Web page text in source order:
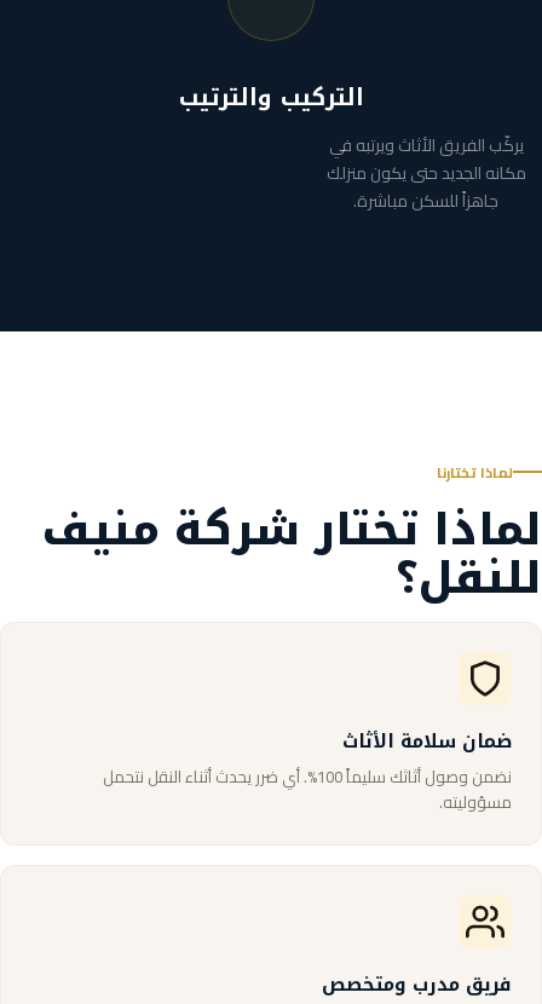
التركيب والترتيب
يركّب الفريق الأثاث ويرتبه في
مكانه الجديد حتى يكون منزلك
جاهزاً للسكن مباشرة.
لماذا تختارنا
لماذا تختار شركة منيف
للنقل؟
ضمان سلامة الأثاث
نضمن وصول أثاثك سليماً 100%. أي ضرر يحدث أثناء النقل نتحمل
مسؤوليته.
فريق مدرب ومتخصص